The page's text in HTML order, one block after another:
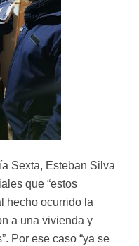
Sexta, Esteban Silva
que “estos
hecho ocurrido la
a una vivienda y
Por ese caso “ya se